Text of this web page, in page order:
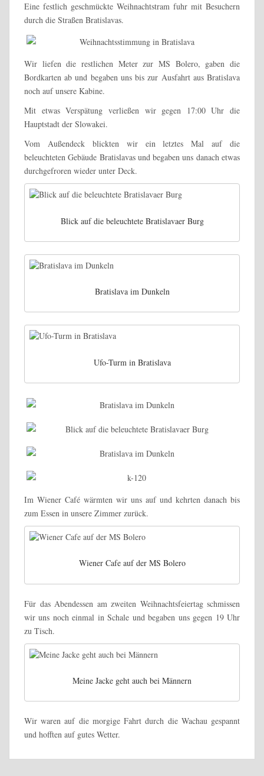
Eine festlich geschmückte Weihnachtstram fuhr mit Besuchern
durch die Straßen Bratislavas.
Wir liefen die restlichen Meter zur MS Bolero, gaben die
Bordkarten ab und begaben uns bis zur Ausfahrt aus Bratislava
noch auf unsere Kabine.
Mit etwas Verspätung verließen wir gegen 17:00 Uhr die
Hauptstadt der Slowakei.
Vom Außendeck blickten wir ein letztes Mal auf die
beleuchteten Gebäude Bratislavas und begaben uns danach etwas
durchgefroren wieder unter Deck.
Blick auf die beleuchtete Bratislavaer Burg
Bratislava im Dunkeln
Ufo-Turm in Bratislava
Im Wiener Café wärmten wir uns auf und kehrten danach bis
zum Essen in unsere Zimmer zurück.
Wiener Cafe auf der MS Bolero
Für das Abendessen am zweiten Weihnachtsfeiertag schmissen
wir uns noch einmal in Schale und begaben uns gegen 19 Uhr
zu Tisch.
Meine Jacke geht auch bei Männern
Wir waren auf die morgige Fahrt durch die Wachau gespannt
und hofften auf gutes Wetter.